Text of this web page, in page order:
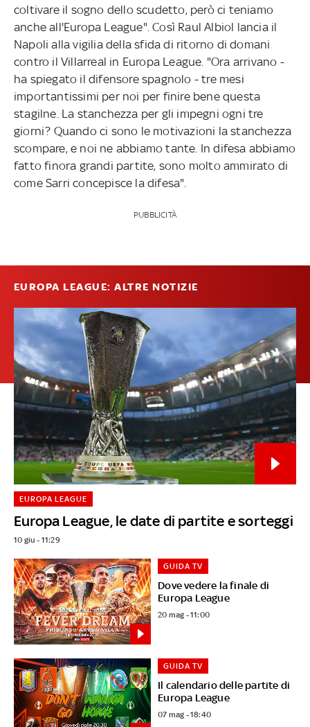
coltivare il sogno dello scudetto, però ci teniamo
anche all'Europa League". Così Raul Albiol lancia il
Napoli alla vigilia della sfida di ritorno di domani
contro il Villarreal in Europa League. "Ora arrivano -
ha spiegato il difensore spagnolo - tre mesi
importantissimi per noi per finire bene questa
stagilne. La stanchezza per gli impegni ogni tre
giorni? Quando ci sono le motivazioni la stanchezza
scompare, e noi ne abbiamo tante. In difesa abbiamo
fatto finora grandi partite, sono molto ammirato di
come Sarri concepisce la difesa".
PUBBLICITÀ
EUROPA LEAGUE: ALTRE NOTIZIE
Europa League, le date di partite e sorteggi
EUROPA LEAGUE
10 giu - 11:29
Dove vedere la finale di
Europa League
GUIDA TV
20 mag - 11:00
Il calendario delle partite di
Europa League
GUIDA TV
07 mag - 18:40